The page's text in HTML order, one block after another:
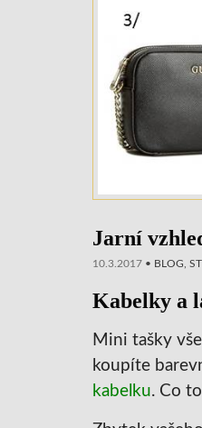
Jarní
10.3.2017 • BLOG
Kabelky a
Mini tašky
koupíte
kabelku. Co